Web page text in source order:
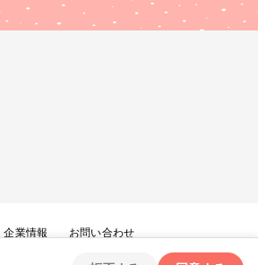
企業情報 お問い合わせ